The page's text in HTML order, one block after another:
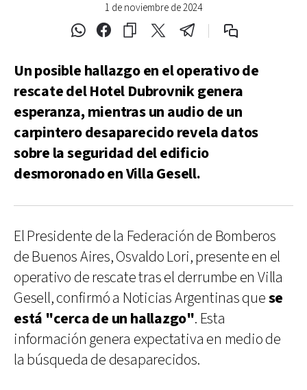
1 de noviembre de 2024
Un posible hallazgo en el operativo de
rescate del Hotel Dubrovnik genera
esperanza, mientras un audio de un
carpintero desaparecido revela datos
sobre la seguridad del edificio
desmoronado en Villa Gesell.
El Presidente de la Federación de Bomberos
de Buenos Aires, Osvaldo Lori, presente en el
operativo de rescate tras el derrumbe en Villa
Gesell, confirmó a Noticias Argentinas quese
está "cerca de un hallazgo". Esta
información genera expectativa en medio de
la búsqueda de desaparecidos.